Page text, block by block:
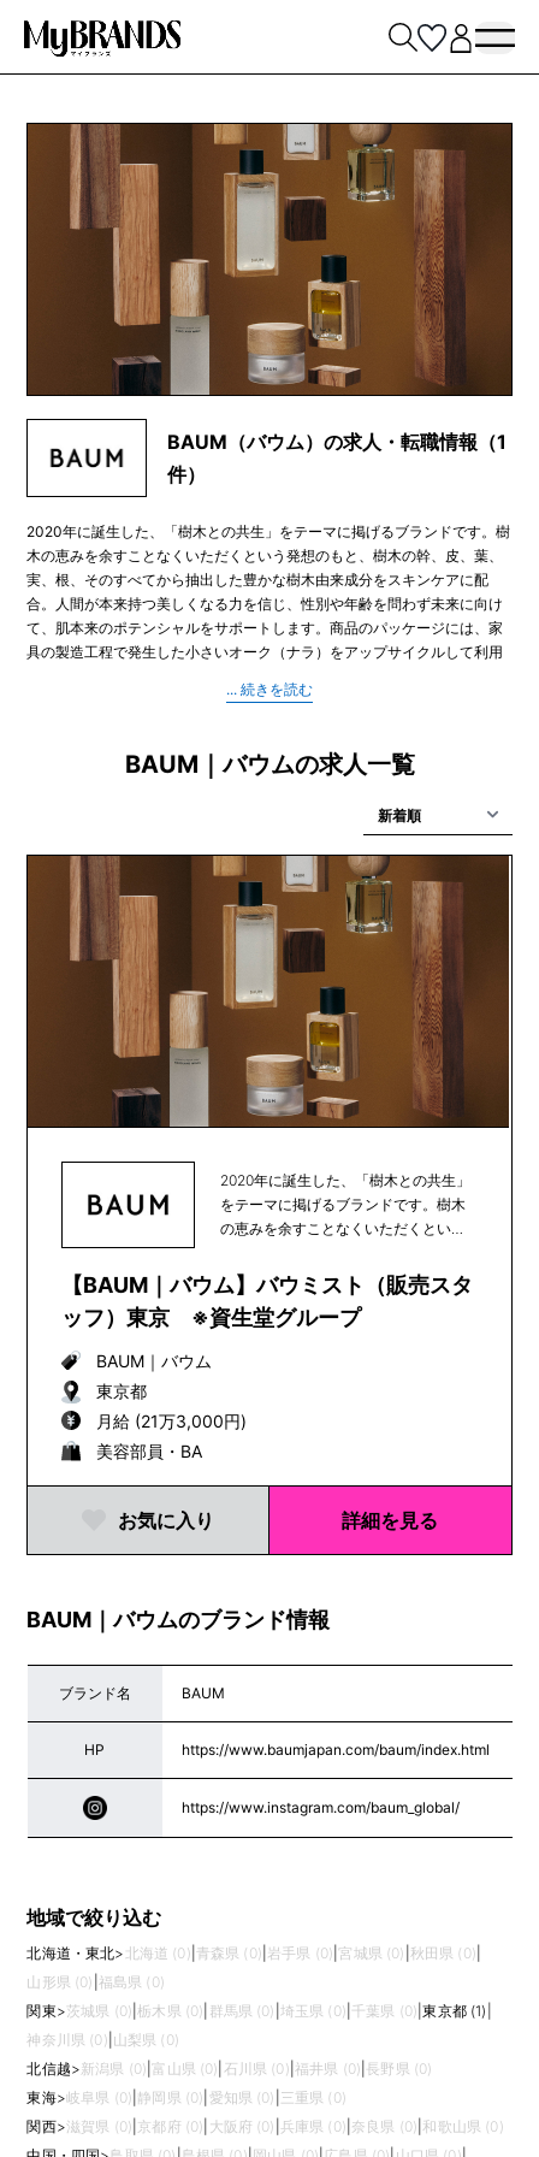
BAUM（バウム）の求人・転職情報（1
件）
2020年に誕生した、「樹木との共生」をテーマに掲げるブランドです。樹
木の恵みを余すことなくいただくという発想のもと、樹木の幹、皮、葉、
実、根、そのすべてから抽出した豊かな樹木由来成分をスキンケアに配
合。人間が本来持つ美しくなる力を信じ、性別や年齢を問わず未来に向け
て、肌本来のポテンシャルをサポートします。商品のパッケージには、家
具の製造工程で発生した小さいオーク（ナラ）をアップサイクルして利用
長後に「BAUMの森」に植樹します。 レフィル商品を積極的に配置し、一
採用しています。さらに、ショッピングバッグの無償配布を行わず、ご希
望のお客さまにはオリジナルエコバッグを販売するなど、環境に配慮した
り」をメッセージに、日本人が古来より大切にしてきた「自然との共生」
をめざしています。スキンケア、マインドケア(オーデコロン、ルームスプ
レー)、ハンド＆ボディケアを、日本や中国で展開しています。
BAUM｜バウムの求人一覧
2020年に誕生した、「樹木との共生」
をテーマに掲げるブランドです。樹木
の恵みを余すことなくいただくという
【BAUM｜バウム】バウミスト（販売スタ
ッフ）東京 ※資生堂グループ
BAUM｜ バウム
東京都
月給 (21万3,000円)
美容部員・BA
お気に入り 詳細を見る
BAUM｜バウムのブランド情報
ブランド名 BAUM
HP https://www.baumjapan.com/baum/index.html
https://www.instagram.com/baum_global/
地域で絞り込む
北海道・東北> 北海道 (0) 青森県 (0) 岩手県 (0) |宮城県 (0) 秋田県 (0)
山形県 (0) 福島県 (0)
関東>茨城県 (0) |栃木県 (0) 群馬県 (0) 埼玉県 (0) 千葉県 (0) |東京都 (1)
神奈川県 (0) 山梨県 (0)
北信越>新潟県 (0) |富山県 (0) 石川県 (0) 福井県 (0) 長野県 (0)
東海>岐阜県 (0) 静岡県 (0) 愛知県 (0) 三重県 (0)
関西>滋賀県 (0) 京都府 (0) 大阪府 (0) 兵庫県 (0) 奈良県 (0) |和歌山県 (0)